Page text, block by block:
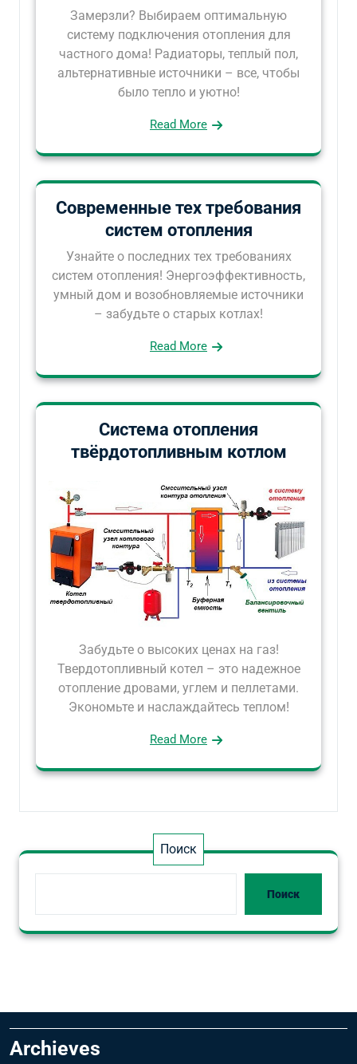
Замерзли? Выбираем оптимальную
систему подключения отопления для
частного дома! Радиаторы, теплый пол,
альтернативные источники – все, чтобы
было тепло и уютно!
Read More
Современные тех требования
систем отопления
Узнайте о последних тех требованиях
систем отопления! Энергоэффективность,
умный дом и возобновляемые источники
– забудьте о старых котлах!
Read More
Система отопления
твёрдотопливным котлом
Забудьте о высоких ценах на газ!
Твердотопливный котел – это надежное
отопление дровами, углем и пеллетами.
Экономьте и наслаждайтесь теплом!
Read More
Поиск
Поиск
Archieves